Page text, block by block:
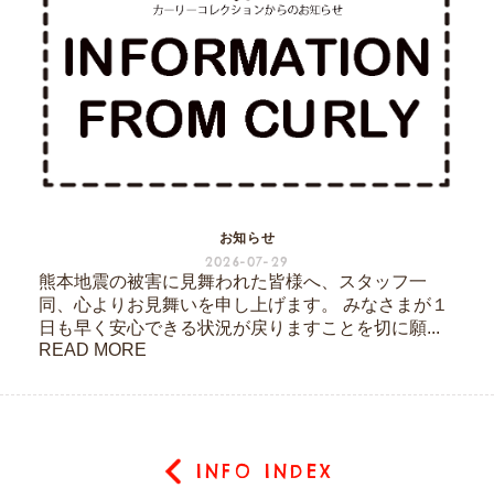
お知らせ
2026-07-29
熊本地震の被害に見舞われた皆様へ、スタッフ一
同、心よりお見舞いを申し上げます。 みなさまが１
日も早く安心できる状況が戻りますことを切に願...
READ MORE
INFO INDEX